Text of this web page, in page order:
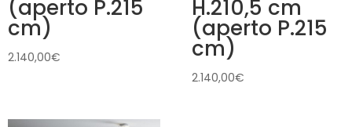
(aperto P.215
cm)
2.140,00€
H.210,5 cm
(aperto P.215
cm)
2.140,00€